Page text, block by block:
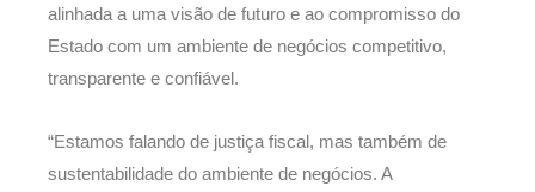
alinhada a uma visão de futuro e ao compromisso do
Estado com um ambiente de negócios competitivo,
transparente e confiável.
“Estamos falando de justiça fiscal, mas também de
sustentabilidade do ambiente de negócios. A